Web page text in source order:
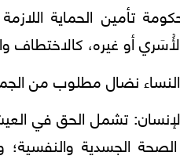
تأمين الحماية
أو غيره، كالاختطاف
النساء نضال مطلوب من
تشمل الحق في
الجسدية والنفسية؛